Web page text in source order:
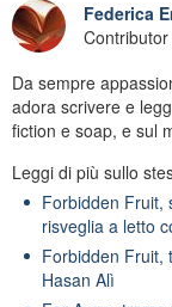
Federica
Contributor
Da sempre
adora scrivere e
fiction e soap, e sul
Leggi di più sullo
Forbidden Fruit,
risveglia a letto
Forbidden Fruit,
Hasan Alì